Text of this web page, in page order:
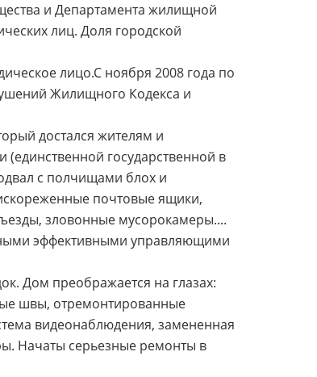
и Департамента жилищной
лиц. Доля городской
лицо.С ноября 2008 года по
Жилищного Кодекса и
достался жителям и
государственной в
с полчищами блох и
почтовые ящики,
зловонные мусорокамеры....
эффективными управляющими
Дом преображается на глазах:
швы, отремонтированные
видеонаблюдения, замененная
Начаты серьезные ремонты в